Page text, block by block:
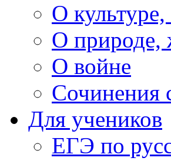
О
О природе,
О войне
Для учеников
ЕГЭ по